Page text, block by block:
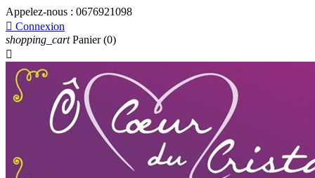
Appelez-nous : 0676921098
 Connexion
shopping_cart Panier (0)
